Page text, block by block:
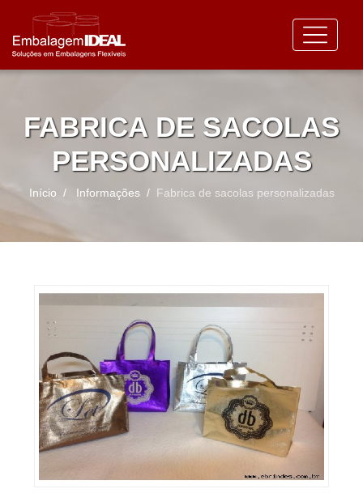
FABRICA DE SACOLAS
PERSONALIZADAS
Início Informações Fabrica de sacolas personalizadas